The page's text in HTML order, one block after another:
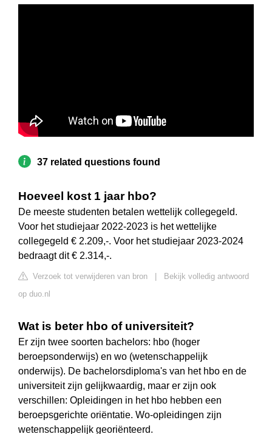
37 related questions found
Hoeveel kost 1 jaar hbo?
De meeste studenten betalen wettelijk collegegeld.
Voor het studiejaar 2022-2023 is het wettelijke
collegegeld € 2.209,-. Voor het studiejaar 2023-2024
bedraagt dit € 2.314,-.
Verzoek tot verwijderen van bron
Bekijk volledig antwoord
op duo.nl
Wat is beter hbo of universiteit?
Er zijn twee soorten bachelors: hbo (hoger
beroepsonderwijs) en wo (wetenschappelijk
onderwijs). De bachelorsdiploma's van het hbo en de
universiteit zijn gelijkwaardig, maar er zijn ook
verschillen: Opleidingen in het hbo hebben een
beroepsgerichte oriëntatie. Wo-opleidingen zijn
wetenschappelijk georiënteerd.